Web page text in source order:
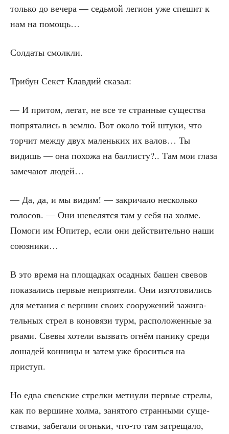
толь­ко до вече­ра — седь­мой леги­он уже спе­шит к
нам на помощь…
Сол­да­ты смолкли.
Три­бун Секст Клав­дий сказал:
— И при­том, легат, не все те стран­ные суще­ства
попря­та­лись в зем­лю. Вот око­ло той шту­ки, что
тор­чит меж­ду двух малень­ких их валов… Ты
видишь — она похо­жа на бал­ли­сту?.. Там мои гла­за
заме­ча­ют людей…
— Да, да, и мы видим! — закри­ча­ло несколь­ко
голо­сов. — Они шеве­лят­ся там у себя на хол­ме.
Помо­ги им Юпи­тер, если они дей­стви­тель­но наши
союзники…
В это вре­мя на пло­щад­ках осад­ных башен све­вов
пока­за­лись пер­вые непри­я­те­ли. Они изго­то­ви­лись
для мета­ния с вер­шин сво­их соору­же­ний зажи­га­
тель­ных стрел в коно­вя­зи турм, рас­по­ло­жен­ные за
рва­ми. Све­вы хоте­ли вызвать огнём пани­ку сре­ди
лоша­дей кон­ни­цы и затем уже бро­сить­ся на
приступ.
Но едва свев­ские стрел­ки мет­ну­ли пер­вые стре­лы,
как по вер­шине хол­ма, заня­то­го стран­ны­ми суще­
ства­ми, забе­га­ли огонь­ки, что-то там затре­ща­ло,